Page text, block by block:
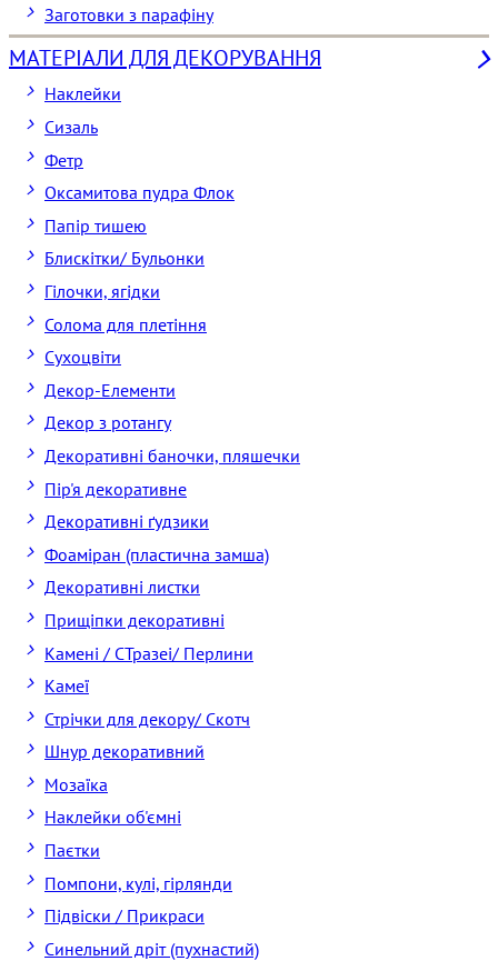
Заготовки з парафіну
МАТЕРІАЛИ ДЛЯ ДЕКОРУВАННЯ
Наклейки
Сизаль
Фетр
Оксамитова пудра Флок
Папір тишею
Блискітки/ Бульонки
Гілочки, ягідки
Солома для плетіння
Cухоцвіти
Декор-Елементи
Декор з ротангу
Декоративні баночки, пляшечки
Пір'я декоративне
Декоративні ґудзики
Фоаміран (пластична замша)
Декоративні листки
Прищіпки декоративні
Камені / CТразеі/ Перлини
Камеї
Стрічки для декору/ Скотч
Шнур декоративний
Мозаїка
Наклейки об'ємні
Паєтки
Помпони, кулі, гірлянди
Підвіски / Прикраси
Синельний дріт (пухнастий)